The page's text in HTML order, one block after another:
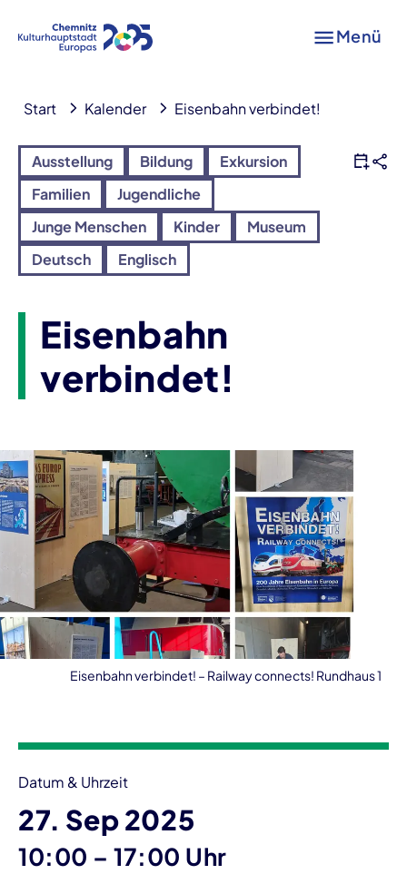
Menü
Start Kalender Eisenbahn verbindet!
Ausstellung Bildung
Exkursion
Familien
Jugendliche
Junge Menschen
Kinder
Museum
Deutsch
Englisch
Eisenbahn
verbindet!
Eisenbahn verbindet! – Railway connects! Rundhaus 1
Datum & Uhrzeit
27. Sep 2025
10:00 – bis
17:00 Uhr